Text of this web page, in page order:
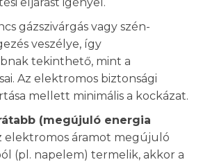
gázszivárgás vagy szén-
veszélye, így
tekinthető, mint a
Az elektromos biztonsági
mellett minimális a kockázat.
(megújuló energia
elektromos áramot megújuló
(pl. napelem) termelik, akkor a